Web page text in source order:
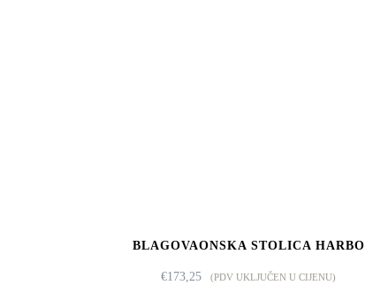
BLAGOVAONSKA STOLICA HARBO
€173,25 (PDV UKLJUČEN U CIJENU)